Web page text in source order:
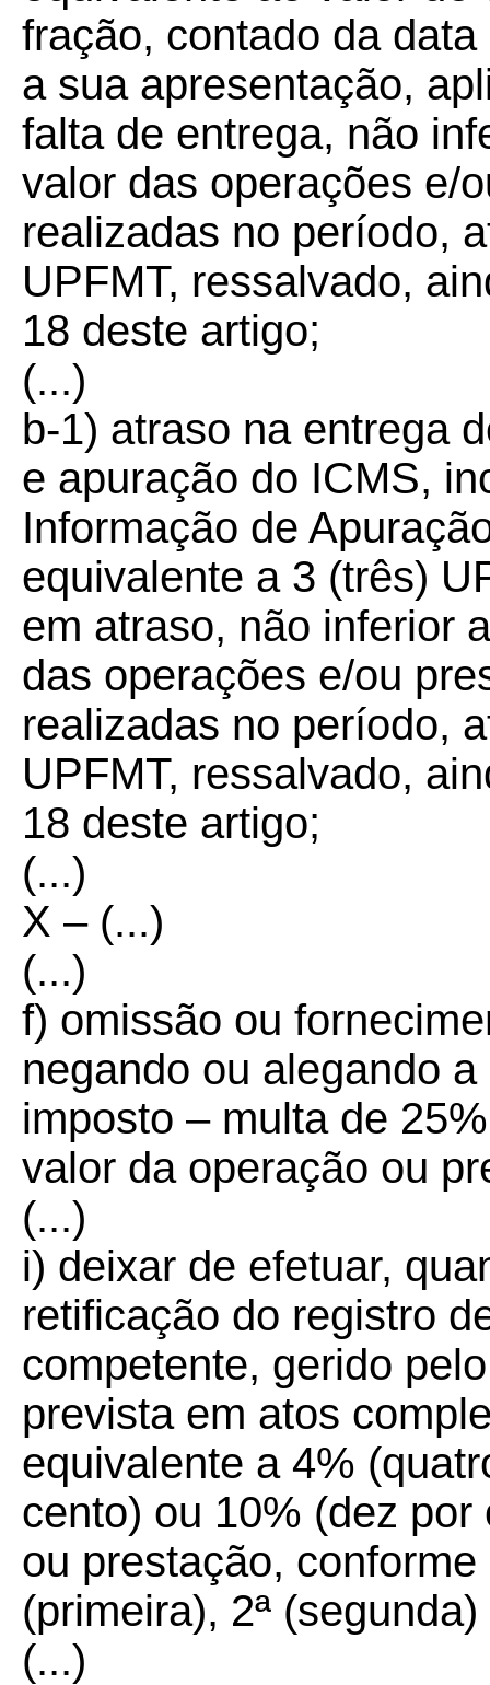
fração, contado da
a sua apresentação,
falta de entrega, não
valor das operações e/
realizadas no período,
UPFMT, ressalvado,
18 deste artigo;
(...)
b-1) atraso na entrega
e apuração do ICMS,
Informação de
equivalente a 3 (três)
em atraso, não inferior
das operações e/ou
realizadas no período,
UPFMT, ressalvado,
18 deste artigo;
(...)
X – (...)
(...)
f) omissão ou
negando ou alegando
imposto – multa de
valor da operação ou
(...)
i) deixar de efetuar,
retificação do registro
competente, gerido
prevista em atos
equivalente a 4%
cento) ou 10% (dez
ou prestação,
(primeira), 2ª
(...)